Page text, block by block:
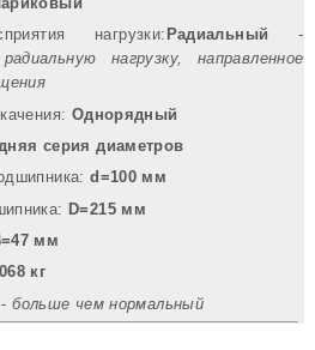
нагрузки: Радиальный
-
нагрузку, направленное
Однорядный
серия диаметров
d=100 мм
D=215 мм
мм
кг
- больше чем нормальный